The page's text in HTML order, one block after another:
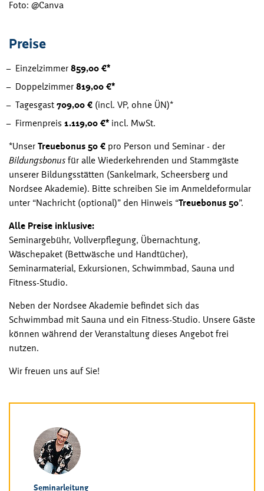
Foto: @Canva
Preise
Einzelzimmer 859,00 €*
Doppelzimmer 819,00 €*
Tagesgast 709,00 € (incl. VP, ohne ÜN)*
Firmenpreis 1.119,00 €* incl. MwSt.
*Unser Treuebonus 50 € pro Person und Seminar - der
Bildungsbonus für alle Wiederkehrenden und Stammgäste
unserer Bildungsstätten (Sankelmark, Scheersberg und
Nordsee Akademie). Bitte schreiben Sie im Anmeldeformular
unter “Nachricht (optional)” den Hinweis “Treuebonus 50”.
Alle Preise inklusive:
Seminargebühr, Vollverpflegung, Übernachtung,
Wäschepaket (Bettwäsche und Handtücher),
Seminarmaterial, Exkursionen, Schwimmbad, Sauna und
Fitness-Studio.
Neben der Nordsee Akademie befindet sich das
Schwimmbad mit Sauna und ein Fitness-Studio. Unsere Gäste
können während der Veranstaltung dieses Angebot frei
nutzen.
Wir freuen uns auf Sie!
Seminarleitung